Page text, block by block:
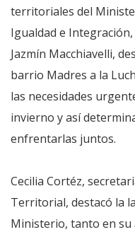
territoriales del
Igualdad e
Jazmín Macchiavelli,
barrio Madres a la
las necesidades
invierno y así
enfrentarlas juntos.
Cecilia Cortéz,
Territorial, destacó la
Ministerio, tanto en su